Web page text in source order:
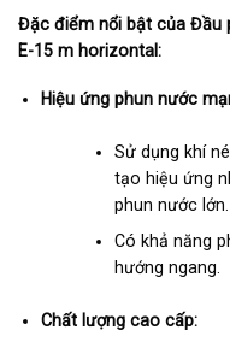
Đặc điểm nổi bật của Đầu
E-15 m horizontal:
Hiệu ứng phun nước
Sử dụng khí
tạo hiệu ứng
phun nước lớn.
Có khả năng
hướng ngang.
Chất lượng cao cấp: